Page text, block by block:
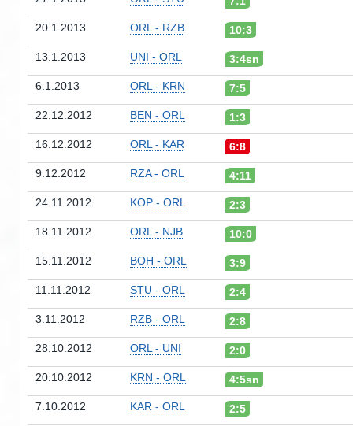
20.1.2013 ORL - RZB 10:3
13.1.2013 UNI - ORL 3:4sn
6.1.2013 ORL - KRN 7:5
22.12.2012 BEN - ORL 1:3
16.12.2012 ORL - KAR 6:8
9.12.2012 RZA - ORL 4:11
24.11.2012 KOP - ORL 2:3
18.11.2012 ORL - NJB 10:0
15.11.2012 BOH - ORL 3:9
11.11.2012 STU - ORL 2:4
3.11.2012 RZB - ORL 2:8
28.10.2012 ORL - UNI 2:0
20.10.2012 KRN - ORL 4:5sn
7.10.2012 KAR - ORL 2:5